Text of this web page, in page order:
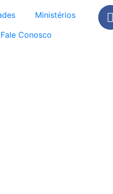
Ministérios
Fale Conosco